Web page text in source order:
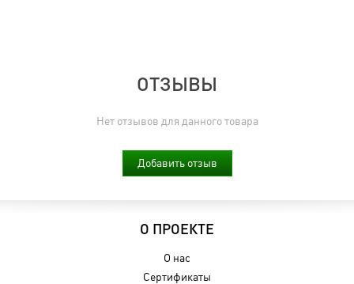
ОТЗЫВЫ
Нет отзывов для данного товара
Добавить отзыв
О ПРОЕКТЕ
О нас
Сертификаты